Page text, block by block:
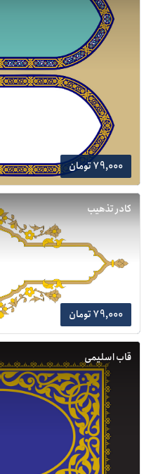
79,000 تومان
کادر تذهیب
79,000 تومان
قاب اسلیمی